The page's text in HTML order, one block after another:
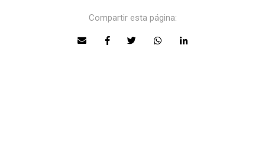
Compartir esta página: